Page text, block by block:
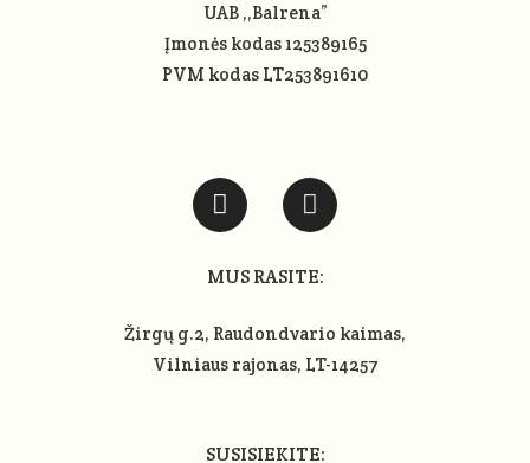
UAB ,,Balrena”
Įmonės kodas 125389165
PVM kodas LT253891610
MUS RASITE:
Žirgų g.2, Raudondvario kaimas,
Vilniaus rajonas, LT-14257
SUSISIEKITE: